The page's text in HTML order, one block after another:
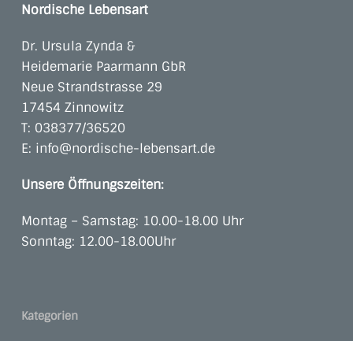
Nordische Lebensart
Dr. Ursula Zynda &
Heidemarie Paarmann GbR
Neue Strandstrasse 29
17454 Zinnowitz
T: 038377/36520
E: info@nordische-lebensart.de
Unsere Öffnungszeiten:
Montag – Samstag: 10.00-18.00 Uhr
Sonntag: 12.00-18.00Uhr
Kategorien